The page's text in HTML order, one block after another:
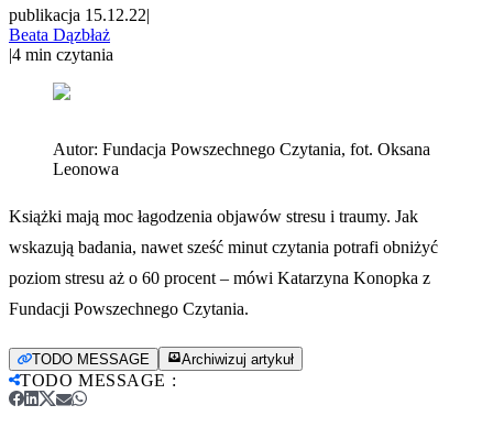
publikacja 15.12.22|
Beata Dązbłaż
|4 min czytania
Autor: Fundacja Powszechnego Czytania, fot. Oksana
Leonowa
Książki mają moc łagodzenia objawów stresu i traumy. Jak
wskazują badania, nawet sześć minut czytania potrafi obniżyć
poziom stresu aż o 60 procent – mówi Katarzyna Konopka z
Fundacji Powszechnego Czytania.
TODO MESSAGE Archiwizuj artykuł
TODO MESSAGE :